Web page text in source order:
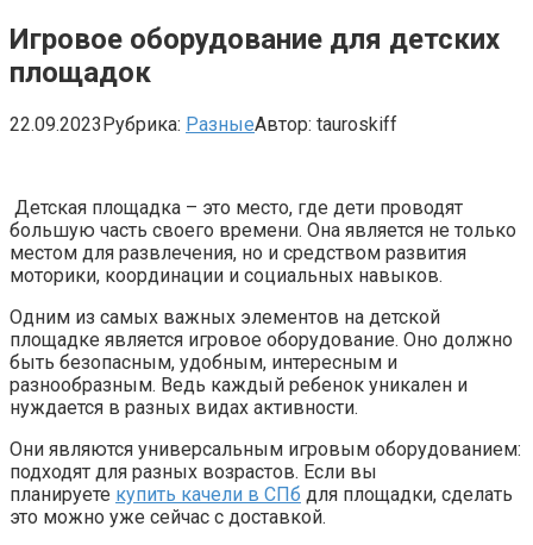
Игровое оборудование для детских
площадок
22.09.2023Рубрика: РазныеАвтор: tauroskiff
Детская площадка – это место, где дети проводят
большую часть своего времени. Она является не только
местом для развлечения, но и средством развития
моторики, координации и социальных навыков.
Одним из самых важных элементов на детской
площадке является игровое оборудование. Оно должно
быть безопасным, удобным, интересным и
разнообразным. Ведь каждый ребенок уникален и
нуждается в разных видах активности.
Они являются универсальным игровым оборудованием:
подходят для разных возрастов. Если вы
планируете купить качели в СПб для площадки, сделать
это можно уже сейчас с доставкой.